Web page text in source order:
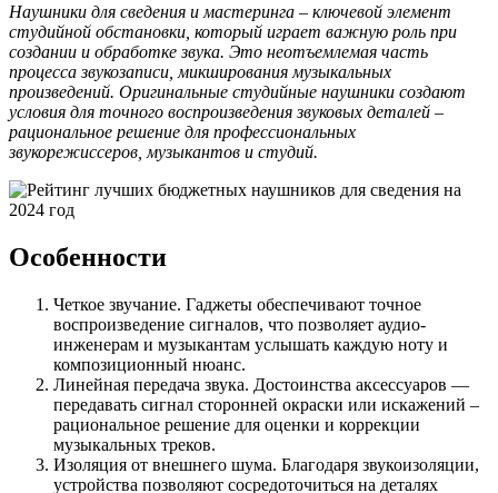
Наушники для сведения и мастеринга – ключевой элемент
студийной обстановки, который играет важную роль при
создании и обработке звука. Это неотъемлемая часть
процесса звукозаписи, микширования музыкальных
произведений. Оригинальные студийные наушники создают
условия для точного воспроизведения звуковых деталей –
рациональное решение для профессиональных
звукорежиссеров, музыкантов и студий.
Особенности
Четкое звучание. Гаджеты обеспечивают точное
воспроизведение сигналов, что позволяет аудио-
инженерам и музыкантам услышать каждую ноту и
композиционный нюанс.
Линейная передача звука. Достоинства аксессуаров —
передавать сигнал сторонней окраски или искажений –
рациональное решение для оценки и коррекции
музыкальных треков.
Изоляция от внешнего шума. Благодаря звукоизоляции,
устройства позволяют сосредоточиться на деталях